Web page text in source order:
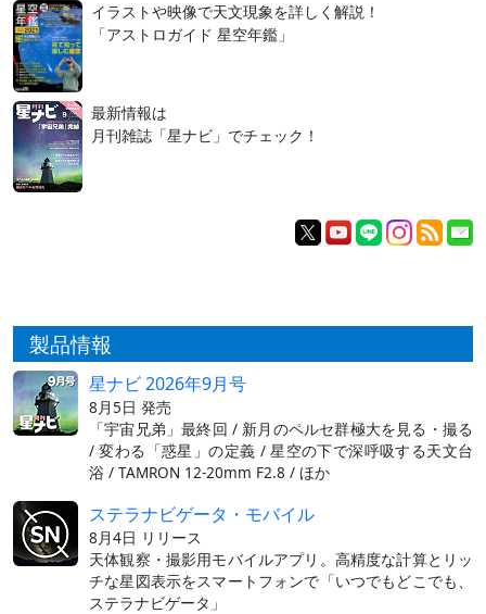
イラストや映像で天文現象を詳しく解説！
「アストロガイド 星空年鑑」
最新情報は
月刊雑誌「星ナビ」でチェック！
製品情報
星ナビ 2026年9月号
8月5日 発売
「宇宙兄弟」最終回 / 新月のペルセ群極大を見る・撮る
/ 変わる「惑星」の定義 / 星空の下で深呼吸する天文台
浴 / TAMRON 12-20mm F2.8 / ほか
ステラナビゲータ・モバイル
8月4日 リリース
天体観察・撮影用モバイルアプリ。高精度な計算とリッ
チな星図表示をスマートフォンで「いつでもどこでも、
ステラナビゲータ」